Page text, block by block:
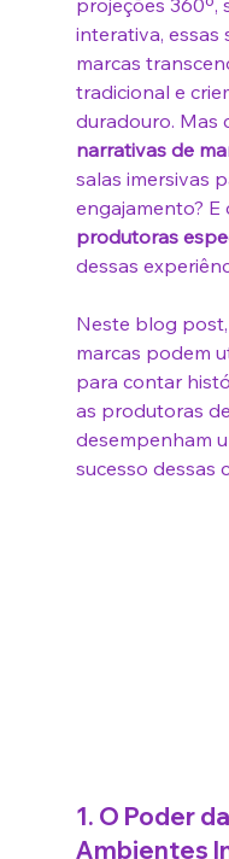
projeções 360º,
interativa, essas
marcas
tradicional e
duradouro. Mas
narrativas de
salas imersivas
engajamento? E
produtoras
dessas
Neste blog
marcas podem
para contar
as produtoras
desempenham
sucesso dessas
1. O Poder
Ambientes